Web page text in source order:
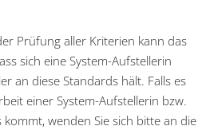
Prüfung aller Kriterien kann das
sich eine System-Aufstellerin
an diese Standards hält. Falls es
einer System-Aufstellerin bzw.
kommt, wenden Sie sich bitte an die